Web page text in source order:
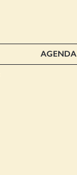
AGENDA